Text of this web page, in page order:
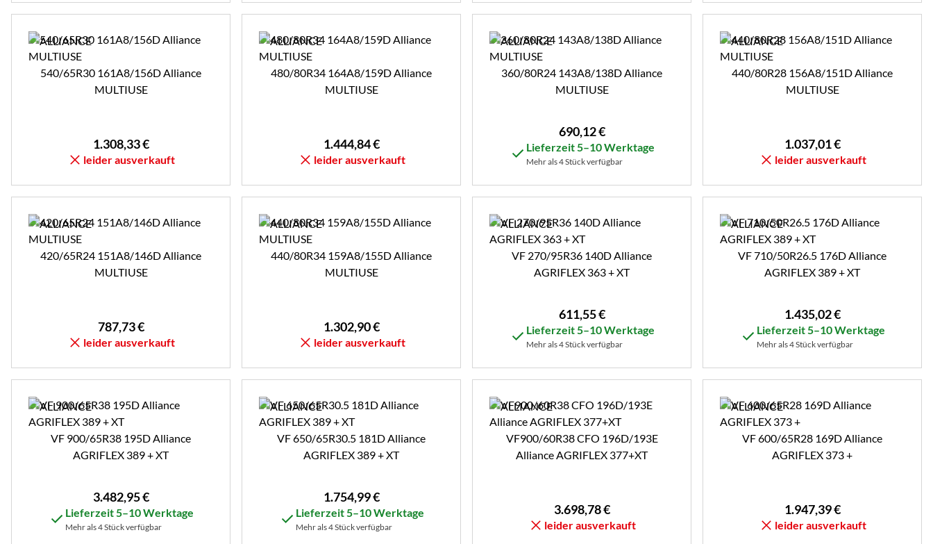
540/65R30 161A8/156D Alliance
MULTIUSE
1.308,33€
leider ausverkauft
480/80R34 164A8/159D Alliance
MULTIUSE
1.444,84€
leider ausverkauft
360/80R24 143A8/138D Alliance
MULTIUSE
690,12€
Lieferzeit 5–10 Werktage
Mehr als 4 Stück verfügbar
440/80R28 156A8/151D Alliance
MULTIUSE
1.037,01€
leider ausverkauft
420/65R24 151A8/146D Alliance
MULTIUSE
787,73€
leider ausverkauft
440/80R34 159A8/155D Alliance
MULTIUSE
1.302,90€
leider ausverkauft
VF 270/95R36 140D Alliance
AGRIFLEX 363 + XT
611,55€
Lieferzeit 5–10 Werktage
Mehr als 4 Stück verfügbar
VF 710/50R26.5 176D Alliance
AGRIFLEX 389 + XT
1.435,02€
Lieferzeit 5–10 Werktage
Mehr als 4 Stück verfügbar
VF 900/65R38 195D Alliance
AGRIFLEX 389 + XT
3.482,95€
Lieferzeit 5–10 Werktage
Mehr als 4 Stück verfügbar
VF 650/65R30.5 181D Alliance
AGRIFLEX 389 + XT
1.754,99€
Lieferzeit 5–10 Werktage
Mehr als 4 Stück verfügbar
VF900/60R38 CFO 196D/193E
Alliance AGRIFLEX 377+XT
3.698,78€
leider ausverkauft
VF 600/65R28 169D Alliance
AGRIFLEX 373 +
1.947,39€
leider ausverkauft